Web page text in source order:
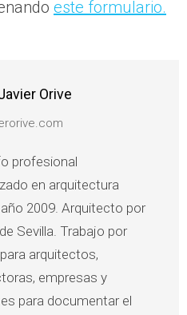
este formulario.
Orive
profesional
en arquitectura
2009. Arquitecto por
Sevilla. Trabajo por
arquitectos,
empresas y
para documentar el